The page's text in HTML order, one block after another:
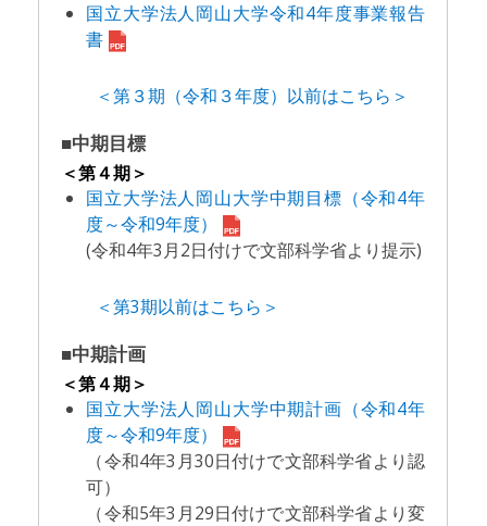
国立大学法人岡山大学令和4年度事業報告
書
＜第３期（令和３年度）以前はこちら＞
■中期目標
＜第４期＞
国立大学法人岡山大学中期目標（令和4年
度～令和9年度）
(令和4年3月2日付けで文部科学省より提示)
＜第3期以前はこちら＞
■中期計画
＜第４期＞
国立大学法人岡山大学中期計画（令和4年
度～令和9年度）
（令和4年3月30日付けで文部科学省より認
可）
（令和5年3月29日付けで文部科学省より変